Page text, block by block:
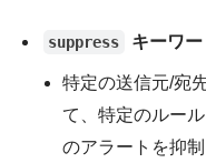
suppress キーワー
特定の送信元/宛
て、特定のルー
のアラートを抑制